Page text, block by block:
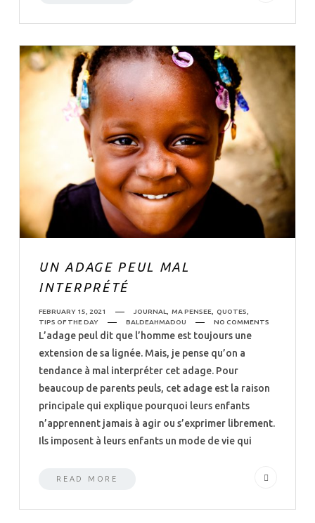
UN ADAGE PEUL MAL
INTERPRÉTÉ
FEBRUARY 15, 2021 JOURNAL MA PENSEE QUOTES
TIPS OF THE DAY
BALDEAHMADOU NO COMMENTS
L’adage peul dit que l’homme est toujours une
extension de sa lignée. Mais, je pense qu’on a
tendance à mal interpréter cet adage. Pour
beaucoup de parents peuls, cet adage est la raison
principale qui explique pourquoi leurs enfants
n’apprennent jamais à agir ou s’exprimer librement.
Ils imposent à leurs enfants un mode de vie qui
READ MORE